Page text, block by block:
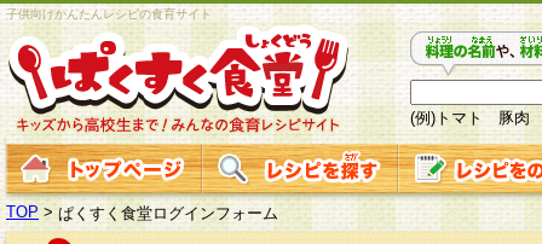
子供向けかんたんレシピの食育サイト
(例)トマト 豚肉
TOP > ぱくすく食堂ログインフォーム